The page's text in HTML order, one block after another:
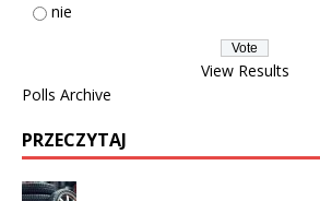
nie
View Results
Polls Archive
PRZECZYTAJ